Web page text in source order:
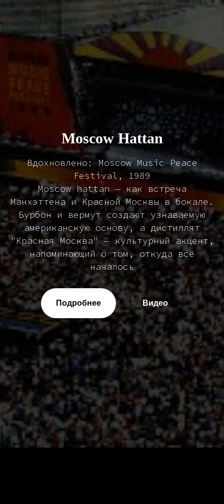
Moscow Hattan
Вдохновлено: Moscow Music Peace
Festival, 1989
Moscow hattan — как встреча
Манхэттена и Красной Москвы в бокале.
Бурбон и вермут создают узнаваемую
американскую основу, а дистиллят
"Красная Москва" — культурный акцент,
напоминающий о том, откуда всё
началось
Подробнее Видео